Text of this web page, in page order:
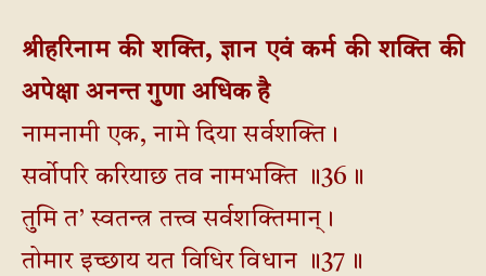
श्रीहरिनाम की शक्ति, ज्ञान एवं कर्म की शक्ति की
अपेक्षा अनन्त गुणा अधिक है
नामनामी एक, नामे दिया सर्वशक्ति।
सर्वोपरि करियाछ तव नामभक्ति ॥36॥
तुमि त’ स्वतन्त्र तत्त्व सर्वशक्तिमान्।
तोमार इच्छाय यत विधिर विधान ॥37॥